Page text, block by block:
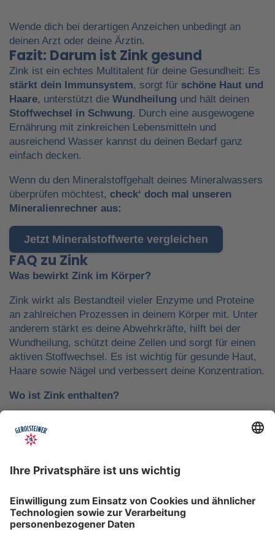
Wende dich bei derartigen Anzeichen unbedingt an
deinen Arzt oder deine Ärztin.
Fazit: Darum ist Zink gesund
Zink ist ein echtes Multitalent für deine Gesundheit: Es
stärkt dein Immunsystem, sorgt für schöne Haut und
Haare, unterstützt die Wundheilung und hält deinen
Stoffwechsel in Schwung. Durch eine ausgewogene
Ernährung mit zinkreichen Lebensmitteln und
ausreichend Wasser kannst du deinen Bedarf ganz
einfach decken.
Wenn du den Mineralstoffgehalt deines Mineralwassers
überprüfen möchtest, check‘ doch mal unseren
Mineralienrechner aus:
Jetzt Mineralstoffwerte vergleichen
FAQ zu Zink
Was bewirkt Zink im Körper?
Zink wirkt als Bestandteil vieler Enzyme und Proteine
an zahlreichen Prozessen in deinem Körper mit. Unter
anderem stärkt es deine Abwehrkräfte, hilft bei der
Wundheilung, schützt deine Zellen und sorgt für einen
aktiven Stoffwechsel. Es ist wichtig für gesunde Haut,
Haare sowie Nägel und verbessert deine Konzentration.
Wo ist Zink enthalten?
Käse, Haferflocken, Linsen, Nüsse und Kerne. Dabei
kann dein Körper Zink aus tierischen Quellen besser
enthaltenen Phytaten. Auch viele Mineralwässer liefern
Warum ist Zink im Wasser?